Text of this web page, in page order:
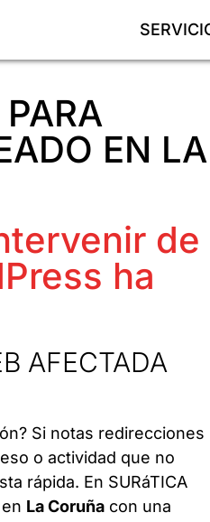
EN LA
de
ha
AFECTADA
Si notas redirecciones
o actividad que no
rápida. En SURáTICA
en La Coruña con una